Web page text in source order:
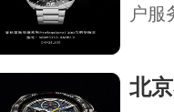
户服
北